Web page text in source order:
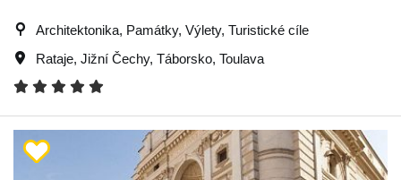
Architektonika, Památky, Výlety, Turistické cíle
Rataje, Jižní Čechy, Táborsko, Toulava